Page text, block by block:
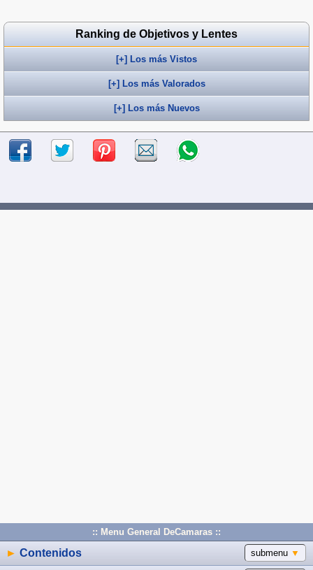
Ranking de Objetivos y Lentes
[+] Los más Vistos
[+] Los más Valorados
[+] Los más Nuevos
:: Menu General DeCamaras ::
submenu ▼
► Contenidos